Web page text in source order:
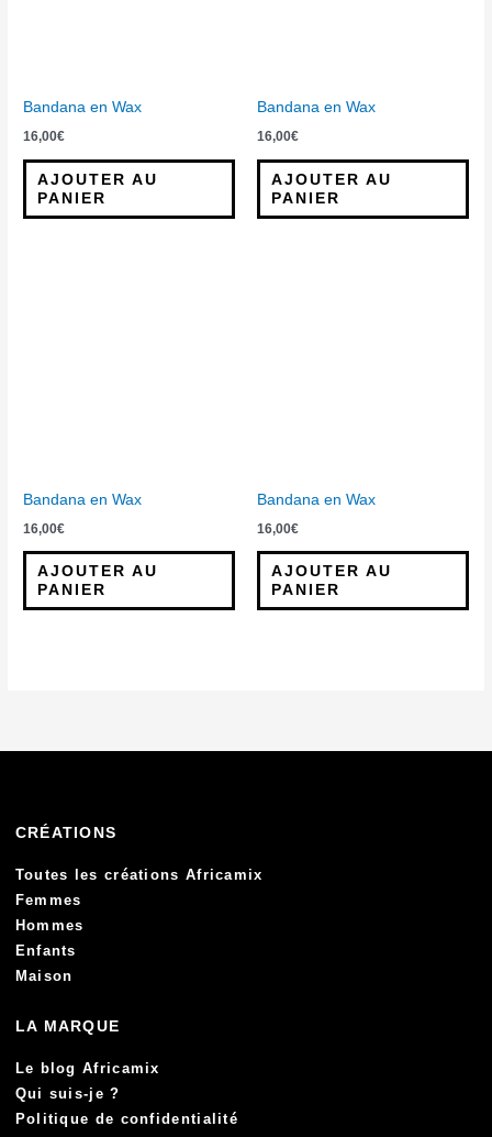
Bandana en Wax
16,00€
AJOUTER AU
PANIER
Bandana en Wax
16,00€
AJOUTER AU
PANIER
Bandana en Wax
16,00€
AJOUTER AU
PANIER
Bandana en Wax
16,00€
AJOUTER AU
PANIER
CRÉATIONS
Toutes les créations Africamix
Femmes
Hommes
Enfants
Maison
LA MARQUE
Le blog Africamix
Qui suis-je ?
Politique de confidentialité